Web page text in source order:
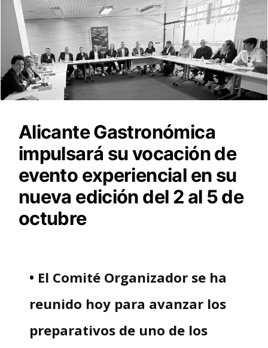
Alicante Gastronómica
impulsará su vocación de
evento experiencial en su
nueva edición del 2 al 5 de
octubre
• El Comité Organizador se ha
reunido hoy para avanzar los
preparativos de uno de los